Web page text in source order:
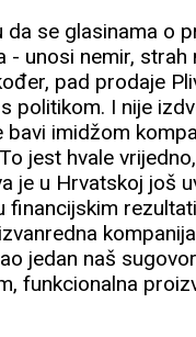
se glasinama o
unosi nemir,
pad prodaje
politikom. I nije
imidžom
jest hvale
je u Hrvatskoj još
financijskim
jedan naš
funkcionalna